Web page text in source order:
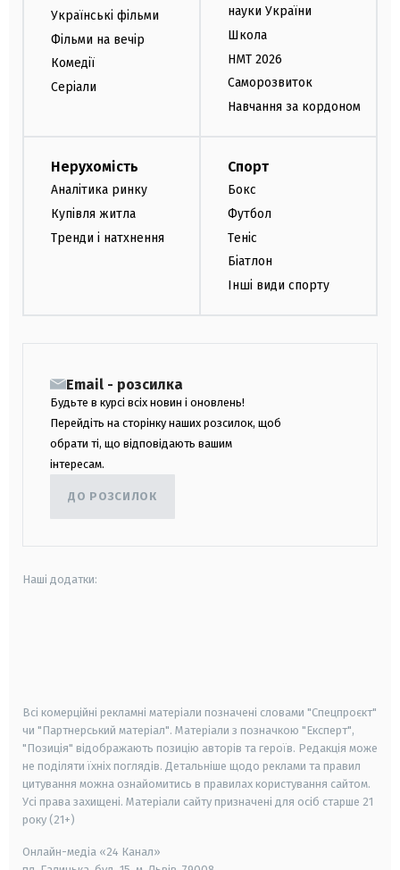
Українські фільми
Фільми на вечір
Комедії
Серіали
науки України
Школа
НМТ 2026
Саморозвиток
Навчання за кордоном
Нерухомість
Аналітика ринку
Купівля житла
Тренди і натхнення
Спорт
Бокс
Футбол
Теніс
Біатлон
Інші види спорту
Email - розсилка
Будьте в курсі всіх новин і оновлень!
Перейдіть на сторінку наших розсилок, щоб
обрати ті, що відповідають вашим
інтересам.
ДО РОЗСИЛОК
Наші додатки:
Всі комерційні рекламні матеріали позначені словами "Спецпроєкт"
чи "Партнерський матеріал". Матеріали з позначкою "Експерт",
"Позиція" відображають позицію авторів та героїв. Редакція може
не поділяти їхніх поглядів. Детальніше щодо реклами та правил
цитування можна ознайомитись в правилах користування сайтом.
Усі права захищені. Матеріали сайту призначені для осіб старше 21
року (21+)
Онлайн-медіа «24 Канал»